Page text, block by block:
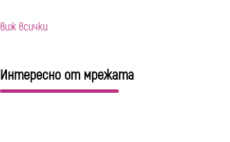
виж всички
Интересно от мрежата